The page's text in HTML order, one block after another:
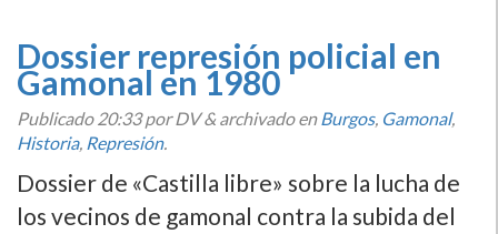
Dossier represión policial en
Gamonal en 1980
Publicado20:33por DV&archivado enBurgos, Gamonal,
Historia, Represión.
Dossier de «Castilla libre» sobre la lucha de
los vecinos de gamonal contra la subida del